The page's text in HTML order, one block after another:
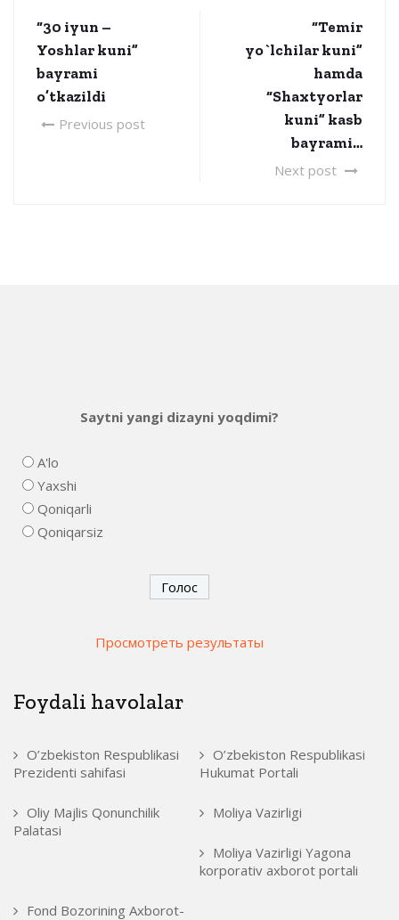
“30 iyun –
Yoshlar kuni”
bayrami
o’tkazildi
Previous post
“Temir
yo`lchilar kuni”
hamda
“Shaxtyorlar
kuni” kasb
bayrami…
Next post
Saytni yangi dizayni yoqdimi?
A'lo
Yaxshi
Qoniqarli
Qoniqarsiz
Просмотреть результаты
Foydali havolalar
O’zbekiston Respublikasi
Prezidenti sahifasi
O’zbekiston Respublikasi
Hukumat Portali
Oliy Majlis Qonunchilik
Palatasi
Moliya Vazirligi
Moliya Vazirligi Yagona
korporativ axborot portali
Fond Bozorining Axborot-